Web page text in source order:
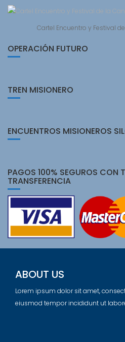
Cartel Encuentro y Festival
OPERACIÓN FUTURO
TREN MISIONERO
ENCUENTROS MISIONEROS
PAGOS 100% SEGUROS CON
TRANSFERENCIA
ABOUT US
Lorem ipsum dolor sit amet,
eiusmod tempor incididunt ut